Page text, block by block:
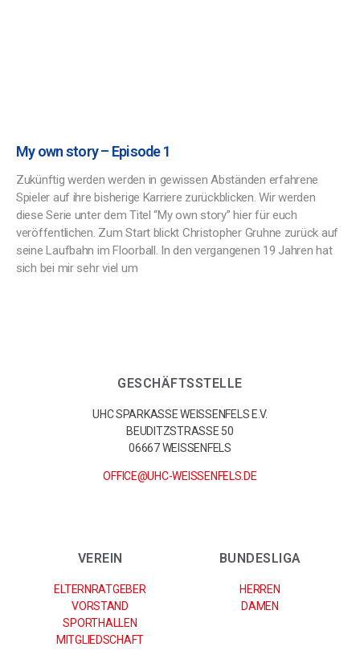
My own story – Episode 1
Zukünftig werden werden in gewissen Abständen erfahrene
Spieler auf ihre bisherige Karriere zurückblicken. Wir werden
diese Serie unter dem Titel “My own story” hier für euch
veröffentlichen. Zum Start blickt Christopher Gruhne zurück auf
seine Laufbahn im Floorball. In den vergangenen 19 Jahren hat
sich bei mir sehr viel um
GESCHÄFTSSTELLE
UHC SPARKASSE WEISSENFELS E.V.
BEUDITZSTRASSE 50
06667 WEISSENFELS
OFFICE@UHC-WEISSENFELS.DE
VEREIN
ELTERNRATGEBER
VORSTAND
SPORTHALLEN
MITGLIEDSCHAFT
BUNDESLIGA
HERREN
DAMEN